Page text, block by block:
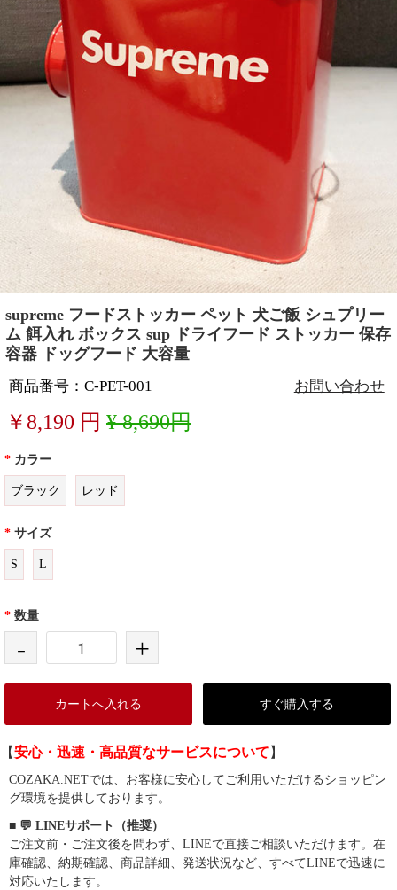
supreme フードストッカー ペット 犬ご飯 シュプリー
ム 餌入れ ボックス sup ドライフード ストッカー 保存
容器 ドッグフード 大容量
商品番号：C-PET-001 お問い合わせ
￥ 8,190 円 ¥ 8,690円
* カラー
ブラック レッド
* サイズ
S L
* 数量
- +
カートへ入れる すぐ購入する
【安心・迅速・高品質なサービスについて 】
COZAKA.NETでは、お客様に安心してご利用いただけるショッピン
グ環境を提供しております。
■ 💬 LINEサポート（推奨）
ご注文前・ご注文後を問わず、LINEで直接ご相談いただけます。在
庫確認、納期確認、商品詳細、発送状況など、すべてLINEで迅速に
対応いたします。